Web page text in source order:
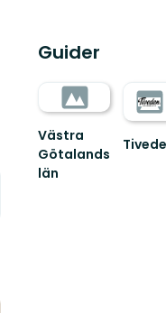
Guider
Västra
Götalands
län